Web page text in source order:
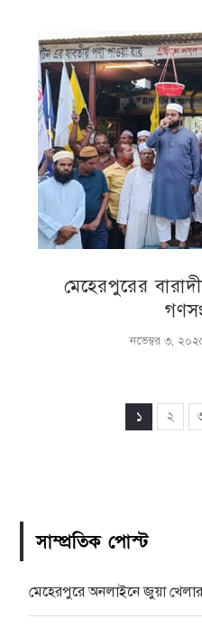
মেহেরপুরের
নভেম্বর ৩,
১ ২
সাম্প্রতিক পোস্ট
মেহেরপুরে অনলাইনে জুয়া